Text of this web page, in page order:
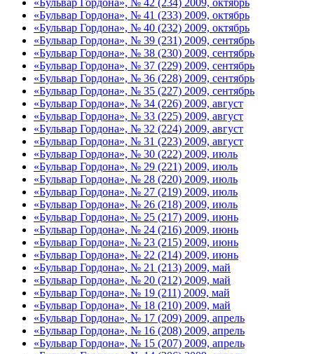
«Бульвар Гордона», № 41 (233) 2009, октябрь
«Бульвар Гордона», № 40 (232) 2009, октябрь
«Бульвар Гордона», № 39 (231) 2009, сентябрь
«Бульвар Гордона», № 38 (230) 2009, сентябрь
«Бульвар Гордона», № 37 (229) 2009, сентябрь
«Бульвар Гордона», № 36 (228) 2009, сентябрь
«Бульвар Гордона», № 35 (227) 2009, сентябрь
«Бульвар Гордона», № 34 (226) 2009, август
«Бульвар Гордона», № 33 (225) 2009, август
«Бульвар Гордона», № 32 (224) 2009, август
«Бульвар Гордона», № 31 (223) 2009, август
«Бульвар Гордона», № 30 (222) 2009, июль
«Бульвар Гордона», № 29 (221) 2009, июль
«Бульвар Гордона», № 28 (220) 2009, июль
«Бульвар Гордона», № 27 (219) 2009, июль
«Бульвар Гордона», № 26 (218) 2009, июль
«Бульвар Гордона», № 25 (217) 2009, июнь
«Бульвар Гордона», № 24 (216) 2009, июнь
«Бульвар Гордона», № 23 (215) 2009, июнь
«Бульвар Гордона», № 22 (214) 2009, июнь
«Бульвар Гордона», № 21 (213) 2009, май
«Бульвар Гордона», № 20 (212) 2009, май
«Бульвар Гордона», № 19 (211) 2009, май
«Бульвар Гордона», № 18 (210) 2009, май
«Бульвар Гордона», № 17 (209) 2009, апрель
«Бульвар Гордона», № 16 (208) 2009, апрель
«Бульвар Гордона», № 15 (207) 2009, апрель